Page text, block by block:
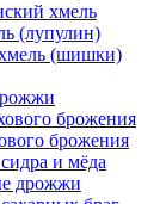
хмель
(лупулин)
(шишки)
брожения
брожения
и мёда
дрожжи